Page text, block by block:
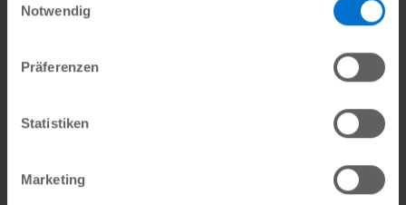
Notwendig
Präferenzen
Statistiken
Marketing
Kawsara, 15: “Wir müssen alle
umdenken, um uns zu schützen”